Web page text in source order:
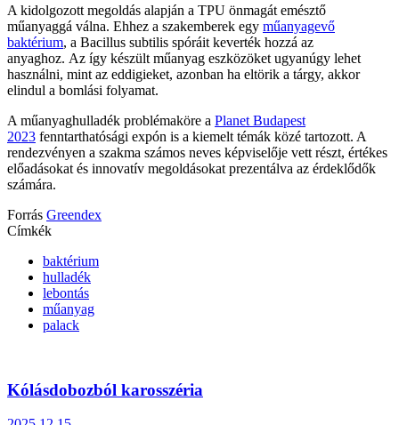
A kidolgozott megoldás alapján a TPU önmagát emésztő
műanyaggá válna. Ehhez a szakemberek egy műanyagevő
baktérium, a Bacillus subtilis spóráit keverték hozzá az
anyaghoz. Az így készült műanyag eszközöket ugyanúgy lehet
használni, mint az eddigieket, azonban ha eltörik a tárgy, akkor
elindul a bomlási folyamat.
A műanyaghulladék problémaköre a Planet Budapest
2023 fenntarthatósági expón is a kiemelt témák közé tartozott. A
rendezvényen a szakma számos neves képviselője vett részt, értékes
előadásokat és innovatív megoldásokat prezentálva az érdeklődők
számára.
Forrás Greendex
Címkék
baktérium
hulladék
lebontás
műanyag
palack
Kólásdobozból karosszéria